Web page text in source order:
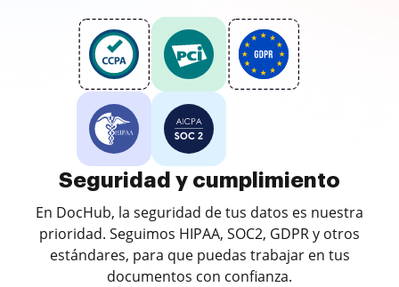
Seguridad y cumplimiento
En DocHub, la seguridad de tus datos es nuestra
prioridad. Seguimos HIPAA, SOC2, GDPR y otros
estándares, para que puedas trabajar en tus
documentos con confianza.